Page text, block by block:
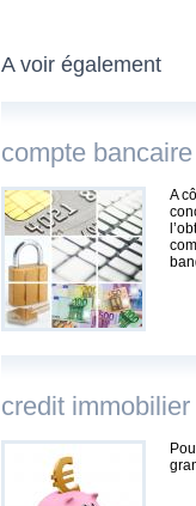
A voir également
compte bancaire
A
credit immobilier